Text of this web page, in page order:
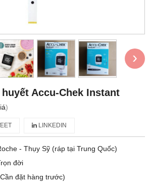
›
Accu-Chek Instant
)
LINKEDIN
- Thụy Sỹ (ráp tại Trung Quốc)
đời
đặt hàng trước)